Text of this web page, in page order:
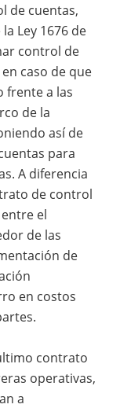
de cuentas,
Ley 1676 de
control de
caso de que
frente a las
de la
así de
para
A diferencia
de control
el
de las
de
en costos
contrato
operativas,
a